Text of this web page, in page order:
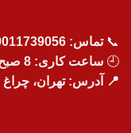
📞تماس:
🕘 ساعت کاری: 8 صبح تا 9 شب
📍 آدرس: تهران، چراغ